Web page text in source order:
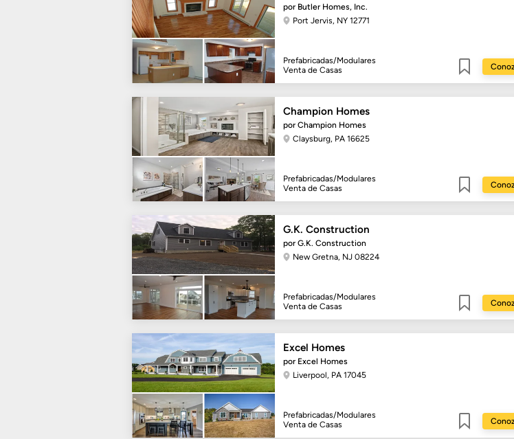
por Butler Homes, Inc.
Port Jervis, NY 12771
Prefabricadas/Modulares
Venta de Casas
Champion Homes
por Champion Homes
Claysburg, PA 16625
Prefabricadas/Modulares
Venta de Casas
G.K. Construction
por G.K. Construction
New Gretna, NJ 08224
Prefabricadas/Modulares
Venta de Casas
Excel Homes
por Excel Homes
Liverpool, PA 17045
Prefabricadas/Modulares
Venta de Casas